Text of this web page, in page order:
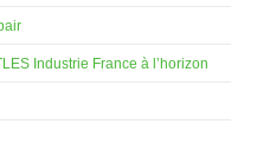
Industrie France à l’horizon